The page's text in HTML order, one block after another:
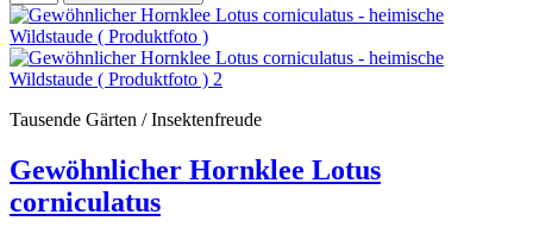
Tausende Gärten / Insektenfreude
Gewöhnlicher Hornklee Lotus
corniculatus